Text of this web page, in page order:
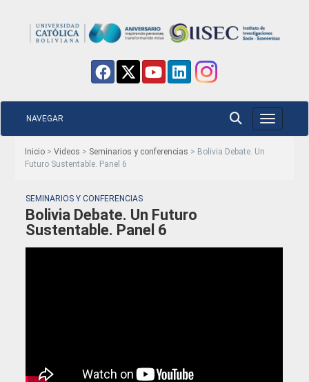
Toggle
NAVEGAR
Inicio >Videos > Seminarios y conferencias > Bolivia Debate. Un
Futuro Sustentable. Panel 6
SEMINARIOS Y CONFERENCIAS
Bolivia Debate. Un Futuro
Sustentable. Panel 6